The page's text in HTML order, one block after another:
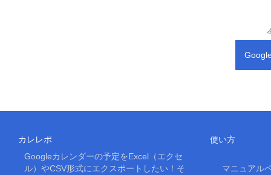
カレレポ
Googleカレンダーの予定をExcel（エクセ
ル）やCSV形式にエクスポートしたい！そ
使い方
マニュアル